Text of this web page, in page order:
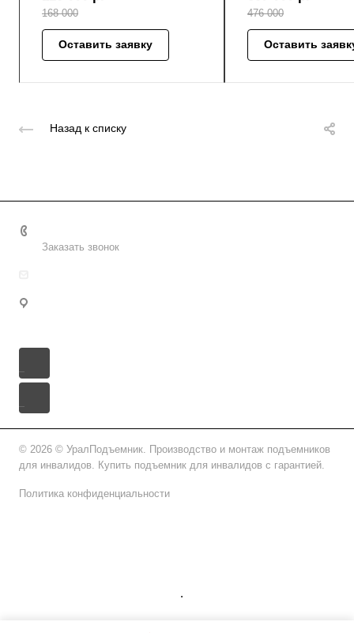
168 000
Оставить заявку
476 000
Оставить
Назад к списку
Заказать звонок
© 2026 © УралПодъемник. Производство и монтаж подъемников
для инвалидов. Купить подъемник для инвалидов с гарантией.
Политика конфиденциальности
.